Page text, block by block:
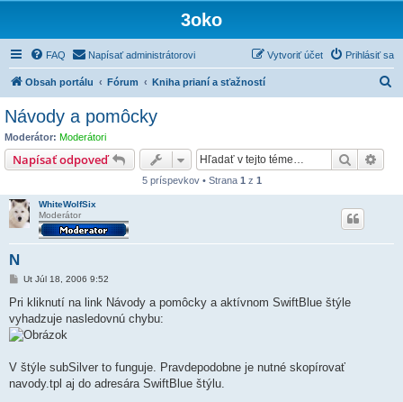
3oko
FAQ Napísať administrátorovi Prihlásiť sa
Vytvoriť účet
Obsah portálu Fórum Kniha prianí a sťažností
Návody a pomôcky
Moderátor: Moderátori
Napísať odpoveď Hľadať
5 príspevkov • Strana 1 z 1
WhiteWolfSix
Moderátor
N
P
í
p
e
v
k
Ut Júl 18, 2006 9:52
Pri kliknutí na link Návody a pomôcky a aktívnom SwiftBlue štýle
vyhadzuje nasledovnú chybu:
V štýle subSilver to funguje. Pravdepodobne je nutné skopírovať
navody.tpl aj do adresára SwiftBlue štýlu.